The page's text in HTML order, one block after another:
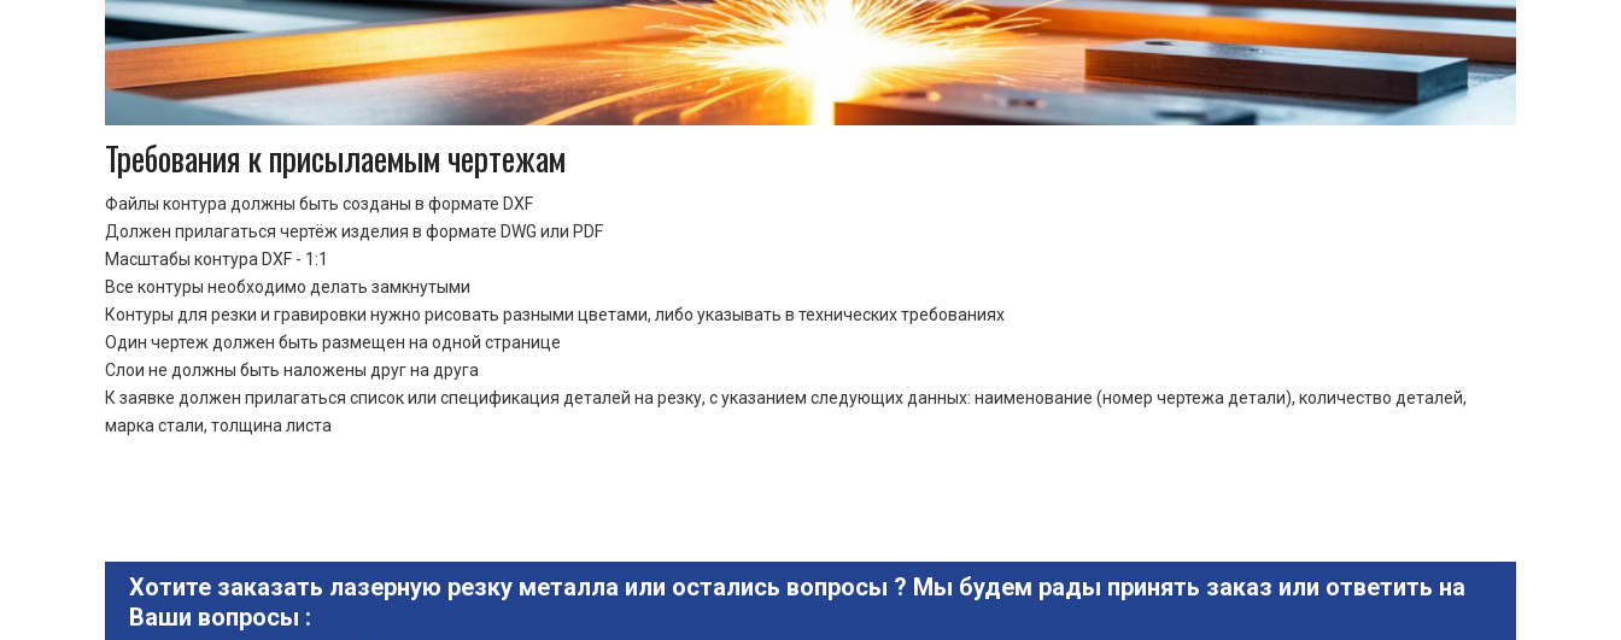
Требования к присылаемым чертежам
Файлы контура должны быть созданы в формате DXF
Должен прилагаться чертёж изделия в формате DWG или PDF
Масштабы контура DXF - 1:1
Все контуры необходимо делать замкнутыми
Контуры для резки и гравировки нужно рисовать разными цветами, либо указывать в технических требованиях
Один чертеж должен быть размещен на одной странице
Cлои не должны быть наложены друг на друга
К заявке должен прилагаться список или спецификация деталей на резку, с указанием следующих данных: наименование (номер чертежа детали), количество деталей,
марка стали, толщина листа
Хотите заказать лазерную резку металла или остались вопросы ? Мы будем рады принять заказ или ответить на
Ваши вопросы :